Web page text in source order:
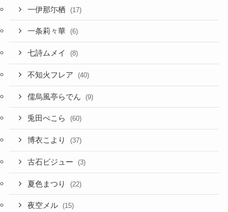
一伊那尓栖 (17)
一条莉々華 (6)
七詩ムメイ (8)
不知火フレア (40)
儒烏風亭らでん (9)
兎田ぺこら (60)
博衣こより (37)
古石ビジュー (3)
夏色まつり (22)
夜空メル (15)